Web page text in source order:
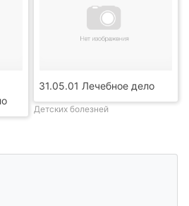
31.05.01 Лечебное дело
Детских болезней